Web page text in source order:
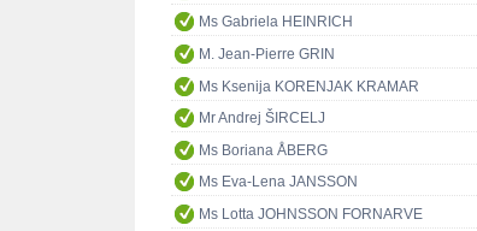
Ms Gabriela HEINRICH
M. Jean-Pierre GRIN
Ms Ksenija KORENJAK KRAMAR
Mr Andrej ŠIRCELJ
Ms Boriana ÅBERG
Ms Eva-Lena JANSSON
Ms Lotta JOHNSSON FORNARVE